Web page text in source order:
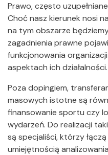
Prawo, często
Choć nasz kierunek nosi
na tym obszarze
zagadnienia prawne
funkcjonowania
aspektach ich działalności.
Poza dopingiem,
masowych istotne są
finansowanie sportu czy
wydarzeń. Do realizacji
są specjaliści, którzy
umiejętnością